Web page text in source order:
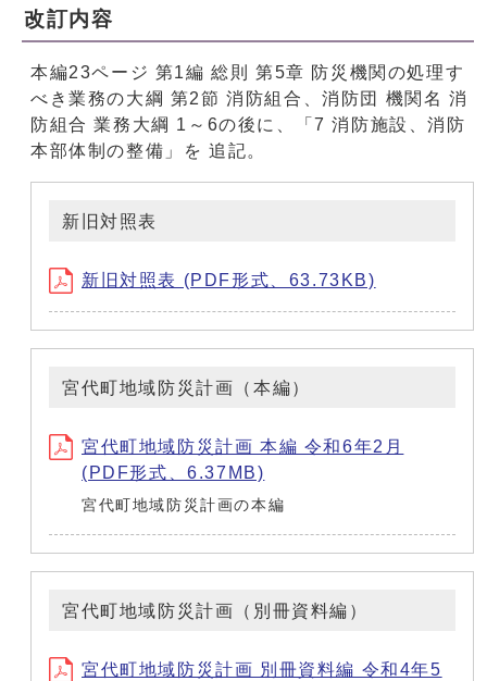
改訂内容
本編23ページ 第1編 総則 第5章 防災機関の処理す
べき業務の大綱 第2節 消防組合、消防団 機関名 消
防組合 業務大綱 1～6の後に、「7 消防施設、消防
本部体制の整備」を 追記。
新旧対照表
新旧対照表 (PDF形式、63.73KB)
宮代町地域防災計画（本編）
宮代町地域防災計画 本編 令和6年2月
(PDF形式、6.37MB)
宮代町地域防災計画の本編
宮代町地域防災計画（別冊資料編）
宮代町地域防災計画 別冊資料編 令和4年5